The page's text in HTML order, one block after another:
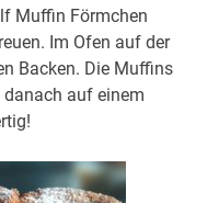
Muffin Förmchen
Im Ofen auf der
Backen. Die Muffins
auf einem